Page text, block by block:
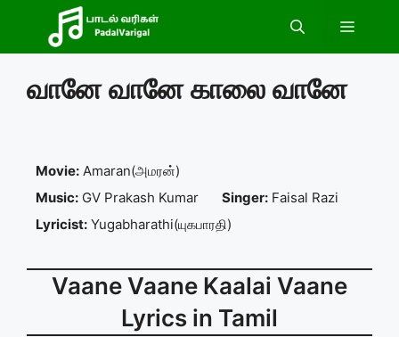
content
Menu
வானே வானே காலை வானே
Movie: Amaran(அமரன்)
Music: GV Prakash Kumar Singer: Faisal Razi
Lyricist: Yugabharathi(யுகபாரதி)
Vaane Vaane Kaalai Vaane
Lyrics in Tamil